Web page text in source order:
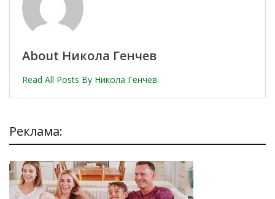
About Никола Генчев
Read All Posts By Никола Генчев
Реклама: